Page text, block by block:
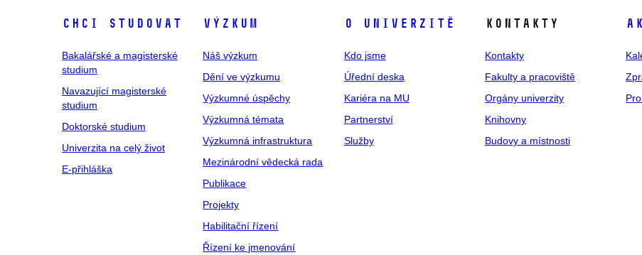
Chci studovat
Bakalářské a magisterské
studium
Navazující magisterské
studium
Doktorské studium
Univerzita na celý život
E-přihláška
Výzkum
Náš výzkum
Dění ve výzkumu
Výzkumné úspěchy
Výzkumná témata
Výzkumná infrastruktura
Mezinárodní vědecká rada
Publikace
Projekty
Habilitační řízení
Řízení ke jmenování
O univerzitě
Kdo jsme
Úřední deska
Kariéra na MU
Partnerství
Služby
Kontakty
Kontakty
Fakulty a pracoviště
Orgány univerzity
Knihovny
Budovy a místnosti